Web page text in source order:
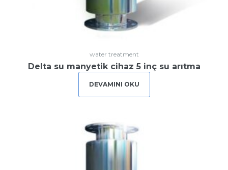
water treatment
Delta su manyetik cihaz 5 inç su arıtma
DEVAMINI OKU
Login
or use your login data